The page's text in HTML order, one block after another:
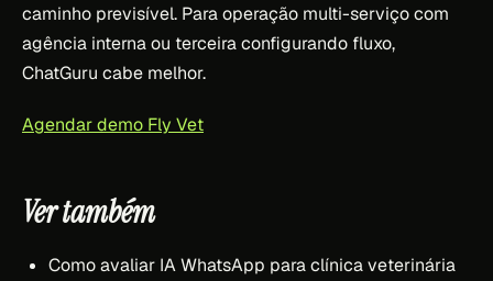
caminho previsível. Para operação multi-serviço com
agência interna ou terceira configurando fluxo,
ChatGuru cabe melhor.
Agendar demo Fly Vet
Ver também
Como avaliar IA WhatsApp para clínica veterinária